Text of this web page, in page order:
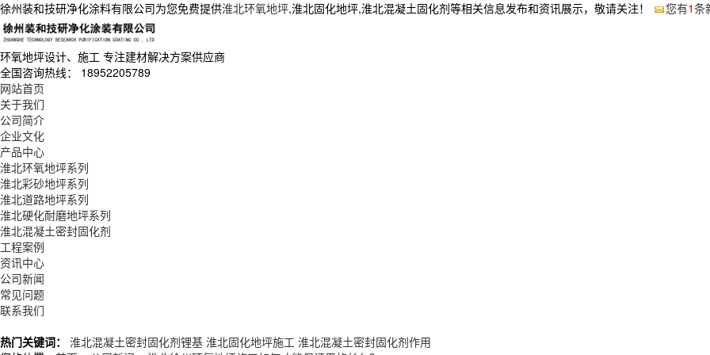
徐州装和技研净化涂料有限公司为您免费提供淮北环氧地坪,淮北固化地坪,淮北混凝土固化剂等相关信息发布和资讯展示，敬请关注！ 您有1条
环氧地坪设计、施工 专注建材解决方案供应商
全国咨询热线： 18952205789
网站首页
关于我们
公司简介
企业文化
产品中心
淮北环氧地坪系列
淮北彩砂地坪系列
淮北道路地坪系列
淮北硬化耐磨地坪系列
淮北混凝土密封固化剂
工程案例
资讯中心
公司新闻
常见问题
联系我们
热门关键词：
淮北混凝土密封固化剂锂基 淮北固化地坪施工 淮北混凝土密封固化剂作用